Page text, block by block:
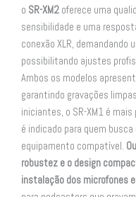
o SR-XM2 oferece uma
sensibilidade e uma
conexão XLR, demandando
possibilitando ajustes
Ambos os modelos
garantindo gravações
iniciantes, o SR-XM1 é
é indicado para quem
equipamento compatível.
robustez e o design
instalação dos microfones